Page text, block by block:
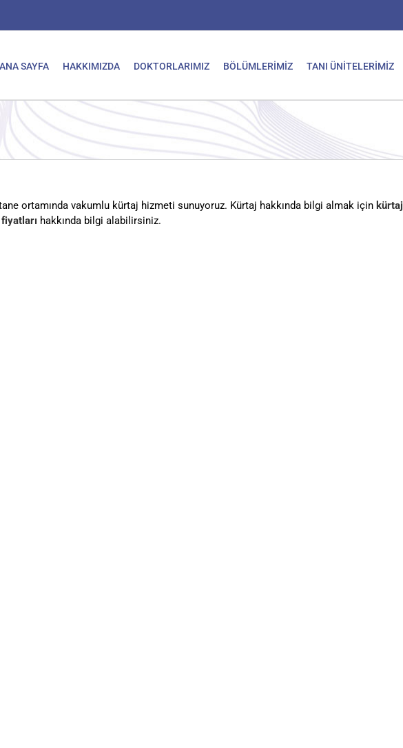
ANA SAYFA HAKKIMIZDA DOKTORLARIMIZ BÖLÜMLERİMİZ TANI ÜNİTELERİMİZ
ortamında vakumlu kürtaj hizmeti sunuyoruz. Kürtaj hakkında bilgi almak için kürtaj
hakkında bilgi alabilirsiniz.